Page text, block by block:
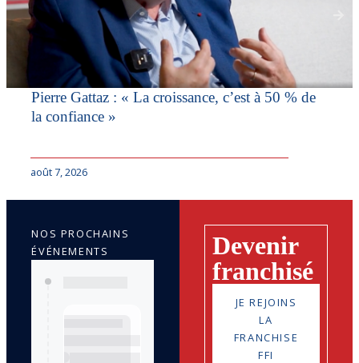
Pierre Gattaz : « La croissance, c’est à 50 % de
la confiance »
août 7, 2026
Devenir
franchisé
JE REJOINS
LA
FRANCHISE
FFI
NOS PROCHAINS
ÉVÉNEMENTS